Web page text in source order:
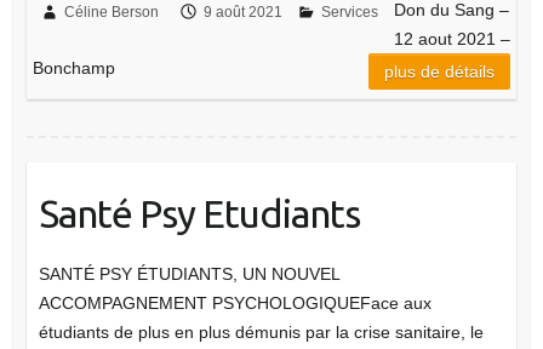
Céline Berson 9 août 2021 Services
Don du Sang –
12 aout 2021 –
Bonchamp
plus de détails
Santé Psy Etudiants
SANTÉ PSY ÉTUDIANTS, UN NOUVEL
ACCOMPAGNEMENT PSYCHOLOGIQUEFace aux
étudiants de plus en plus démunis par la crise sanitaire, le